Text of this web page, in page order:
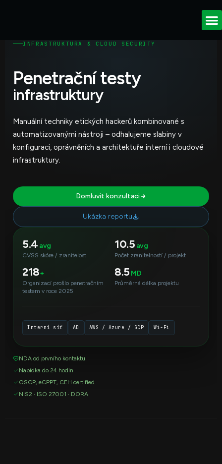
INFRASTRUKTURA & CLOUD SECURITY
Penetrační testy
infrastruktury
Manuální techniky etických hackerů kombinované s
automatizovanými nástroji – odhalujeme slabiny v
konfiguraci, oprávněních a architektuře interní i cloudové
infrastruktury.
Domluvit konzultaci
Ukázka reportu
5.4 avg
CVSS skóre / zranitelost
10.5 avg
Počet zranitelností / projekt
218+
Organizací prošlo penetračním
testem v roce 2025
8.5 MD
Průměrná délka projektu
Interní síť AD AWS / Azure / GCP Wi-Fi
NDA od prvního kontaktu
Nabídka do 24 hodin
OSCP, eCPPT, CEH certified
NIS2 · ISO 27001 · DORA